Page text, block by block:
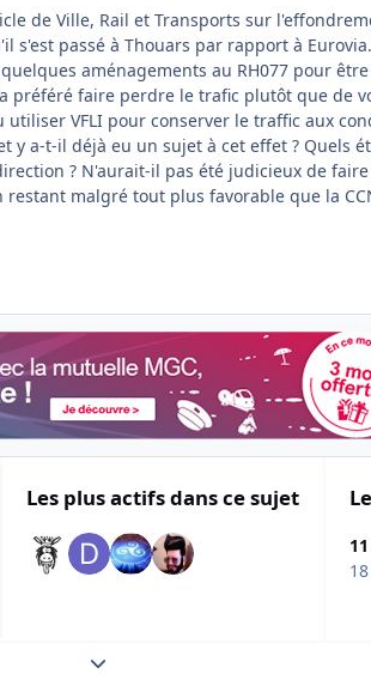
de Ville, Rail et Transports sur
s'est passé à Thouars par rapport à
aménagements au RH077 pour
préféré faire perdre le trafic plutôt que de
VFLI pour conserver le traffic aux
y a-t-il déjà eu un sujet à cet effet ? Quels
? N'aurait-il pas été judicieux de
restant malgré tout plus favorable que la
Les plus actifs dans ce sujet
Expand topic overview